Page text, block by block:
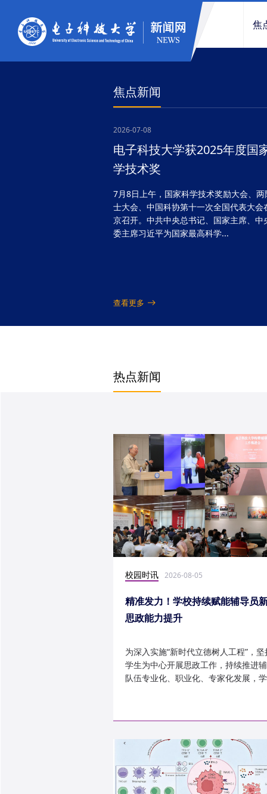
焦
焦点新闻
2026-07-08
电子科技大学获2025年度国
学技术奖
7月8日上午，国家科学技术奖励大会、两
士大会、中国科协第十一次全国代表大会
京召开。中共中央总书记、国家主席、中
委主席习近平为国家最高科学...
查看更多
热点新闻
校园时讯 2026-08-05
精准发力！学校持续赋能辅导员
思政能力提升
为深入实施“新时代立德树人工程”，
学生为中心开展思政工作，持续推进
队伍专业化、职业化、专家化发展，